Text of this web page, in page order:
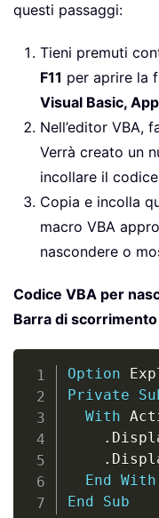
questi passaggi:
Tieni premuti
F11 per aprire la
Visual Basic,
Nell’editor VBA,
Verrà creato un
incollare il
Copia e incolla
macro VBA
nascondere o
Codice VBA per
Barra di
Option
Private
With
.
.
End
With
End
Sub